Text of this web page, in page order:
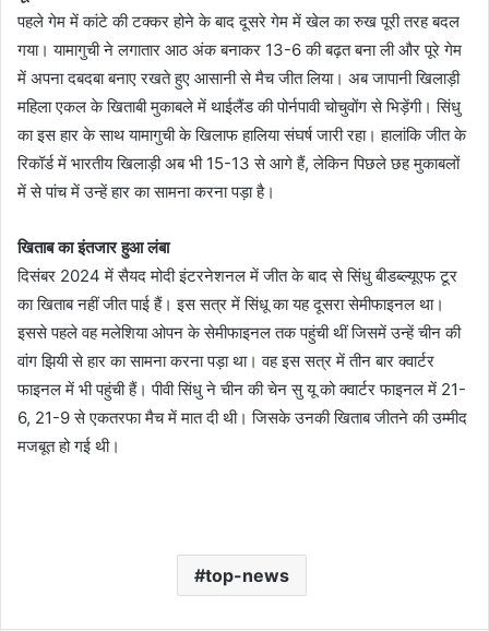
पहले गेम में कांटे की टक्कर होने के बाद दूसरे गेम में खेल का रुख पूरी तरह बदल
गया। यामागुची ने लगातार आठ अंक बनाकर 13-6 की बढ़त बना ली और पूरे गेम
में अपना दबदबा बनाए रखते हुए आसानी से मैच जीत लिया। अब जापानी खिलाड़ी
महिला एकल के खिताबी मुकाबले में थाईलैंड की पोर्नपावी चोचुवोंग से भिड़ेंगी। सिंधु
का इस हार के साथ यामागुची के खिलाफ हालिया संघर्ष जारी रहा। हालांकि जीत के
रिकॉर्ड में भारतीय खिलाड़ी अब भी 15-13 से आगे हैं, लेकिन पिछले छह मुकाबलों
में से पांच में उन्हें हार का सामना करना पड़ा है।
खिताब का इंतजार हुआ लंबा
दिसंबर 2024 में सैयद मोदी इंटरनेशनल में जीत के बाद से सिंधु बीडब्ल्यूएफ टूर
का खिताब नहीं जीत पाई हैं। इस सत्र में सिंधू का यह दूसरा सेमीफाइनल था।
इससे पहले वह मलेशिया ओपन के सेमीफाइनल तक पहुंची थीं जिसमें उन्हें चीन की
वांग झियी से हार का सामना करना पड़ा था। वह इस सत्र में तीन बार क्वार्टर
फाइनल में भी पहुंची हैं। पीवी सिंधु ने चीन की चेन सु यू को क्वार्टर फाइनल में 21-
6, 21-9 से एकतरफा मैच में मात दी थी। जिसके उनकी खिताब जीतने की उम्मीद
मजबूत हो गई थी।
top-news